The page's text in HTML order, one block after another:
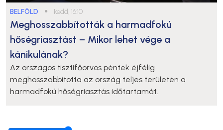
BELFÖLD ● kedd, 16:10
Meghosszabbították a harmadfokú
hőségriasztást – Mikor lehet vége a
kánikulának?
Az országos tisztifőorvos péntek éjfélig
meghosszabbította az ország teljes területén a
harmadfokú hőségriasztás időtartamát.